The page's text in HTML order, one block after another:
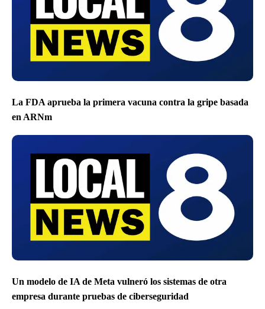
La FDA aprueba la primera vacuna contra la gripe basada
en ARNm
Un modelo de IA de Meta vulneró los sistemas de otra
empresa durante pruebas de ciberseguridad